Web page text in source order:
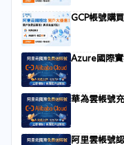
GCP帳號購
Azure國際
華為雲帳號
阿里雲帳號